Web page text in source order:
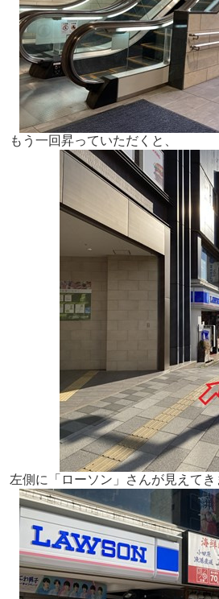
もう一回昇っていただくと、
左側に「ローソン」さんが見えてき